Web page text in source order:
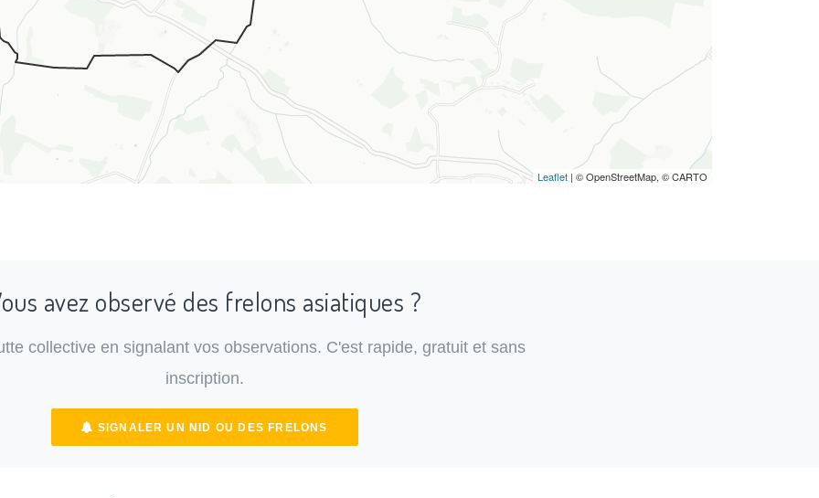
Leaflet | © OpenStreetMap, © CARTO
avez observé des frelons asiatiques ?
collective en signalant vos observations. C'est rapide, gratuit et sans
inscription.
SIGNALER UN NID OU DES FRELONS